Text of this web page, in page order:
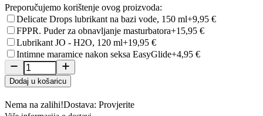
Preporučujemo korištenje ovog proizvoda:
Delicate Drops lubrikant na bazi vode, 150 ml+9,95 €
FPPR. Puder za obnavljanje masturbatora+15,95 €
Lubrikant JO - H2O, 120 ml+19,95 €
Intimne maramice nakon seksa EasyGlide+4,95 €
Dodaj u košaricu
Nema na zalihi!Dostava: Provjerite